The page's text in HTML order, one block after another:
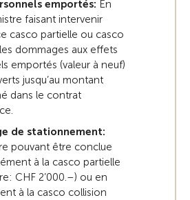
emportés: En
faisant intervenir
casco partielle ou casco
dommages aux effets
emportés (valeur à neuf)
jusqu’au montant
dans le contrat
de stationnement:
pouvant être conclue
à la casco partielle
CHF 2’000.–) ou en
à la casco collision